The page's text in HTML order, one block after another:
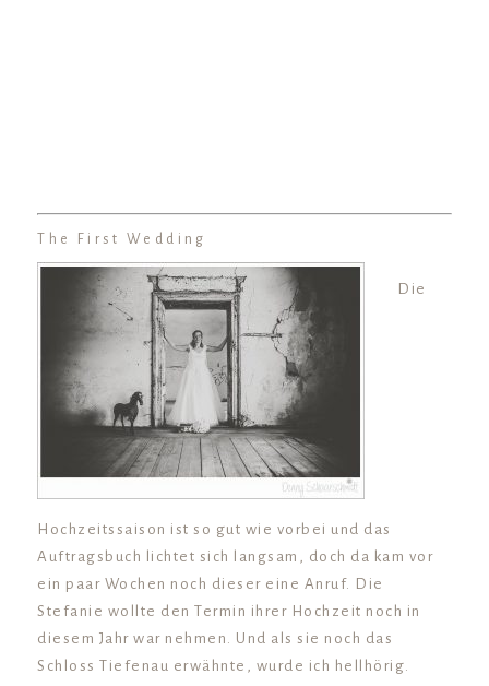
The First Wedding
Die
Hochzeitssaison ist so gut wie vorbei und das
Auftragsbuch lichtet sich langsam, doch da kam vor
ein paar Wochen noch dieser eine Anruf. Die
Stefanie wollte den Termin ihrer Hochzeit noch in
diesem Jahr war nehmen. Und als sie noch das
Schloss Tiefenau erwähnte, wurde ich hellhörig.